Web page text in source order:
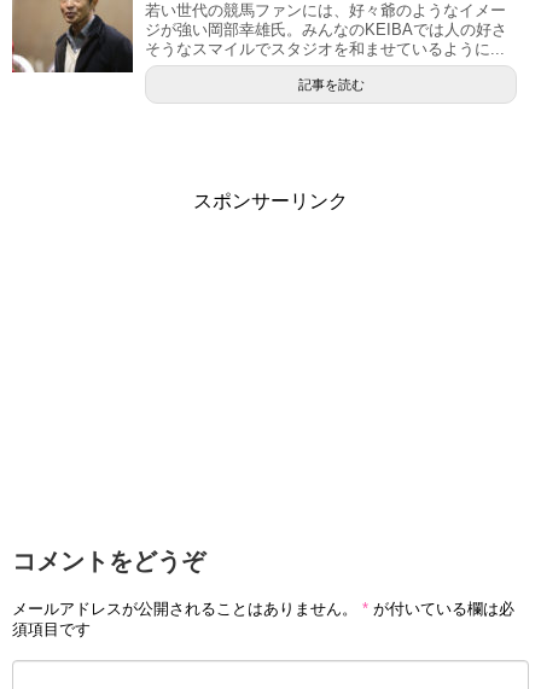
関連記事
関連記事 柴山雄一騎手の嫁,結婚や離婚,年収は?上手い,下手?騎乗の特徴も調査!!
仲間にも上手いと思われていなかったのは事実のようで
若い世代の競馬ファンには、好々爺のようなイメー
ジが強い岡部幸雄氏。みんなのKEIBAでは人の好さ
そうなスマイルでスタジオを和ませているように...
記事を読む
スポンサーリンク
コメントをどうぞ
メールアドレスが公開されることはありません。 * が付いている欄は必
須項目です